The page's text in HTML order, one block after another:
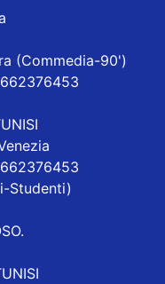
(Commedia-90')
Studenti)